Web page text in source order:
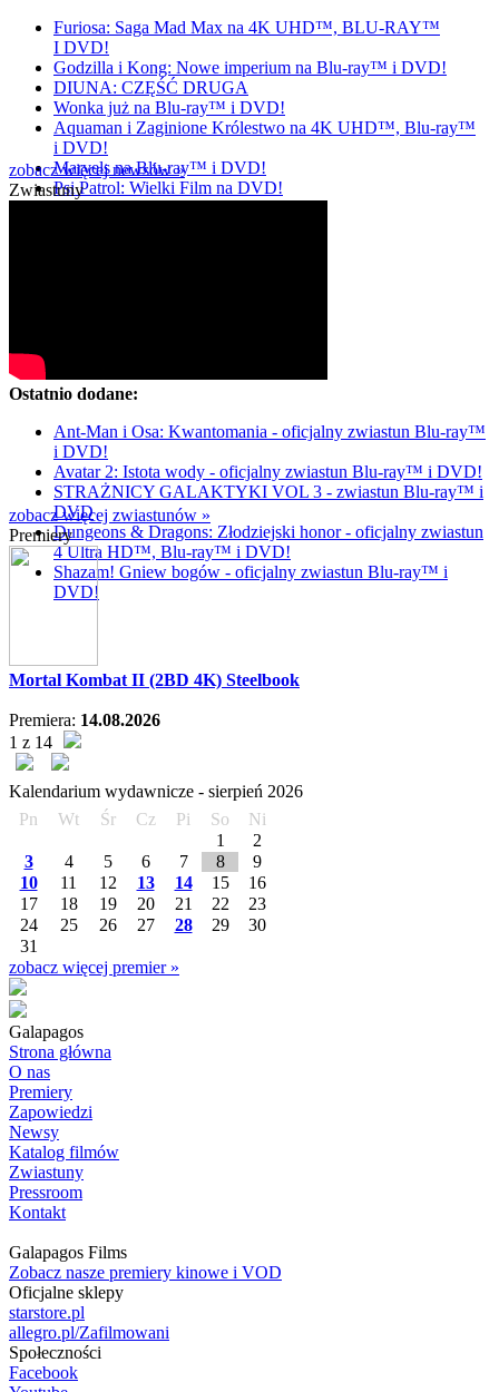
Furiosa: Saga Mad Max na 4K UHD™, BLU-RAY™
I DVD!
Godzilla i Kong: Nowe imperium na Blu-ray™ i DVD!
DIUNA: CZĘŚĆ DRUGA
Wonka już na Blu-ray™ i DVD!
Aquaman i Zaginione Królestwo na 4K UHD™, Blu-ray™
i DVD!
Marvels na Blu-ray™ i DVD!
Psi Patrol: Wielki Film na DVD!
zobacz więcej newsów »
Zwiastuny
Ostatnio dodane:
Ant-Man i Osa: Kwantomania - oficjalny zwiastun Blu-ray™
i DVD!
Avatar 2: Istota wody - oficjalny zwiastun Blu-ray™ i DVD!
STRAŻNICY GALAKTYKI VOL 3 - zwiastun Blu-ray™ i
DVD
Dungeons & Dragons: Złodziejski honor - oficjalny zwiastun
4 Ultra HD™, Blu-ray™ i DVD!
Shazam! Gniew bogów - oficjalny zwiastun Blu-ray™ i
DVD!
zobacz więcej zwiastunów »
Premiery
Mortal Kombat II (2BD 4K) Steelbook
Premiera: 14.08.2026
1 z 14
Kalendarium wydawnicze - sierpień 2026
Pn
Wt Śr Cz Pi So
Ni
1
2
3
4 5 6 7 8
9
10
11 12 13 14 15
16
17
18 19 20 21 22
23
24
25 26 27 28 29
30
31
zobacz więcej premier »
Galapagos
Strona główna
O nas
Premiery
Zapowiedzi
Newsy
Katalog filmów
Zwiastuny
Pressroom
Kontakt
Galapagos Films
Zobacz nasze premiery kinowe i VOD
Oficjalne sklepy
starstore.pl
allegro.pl/Zafilmowani
Społeczności
Facebook